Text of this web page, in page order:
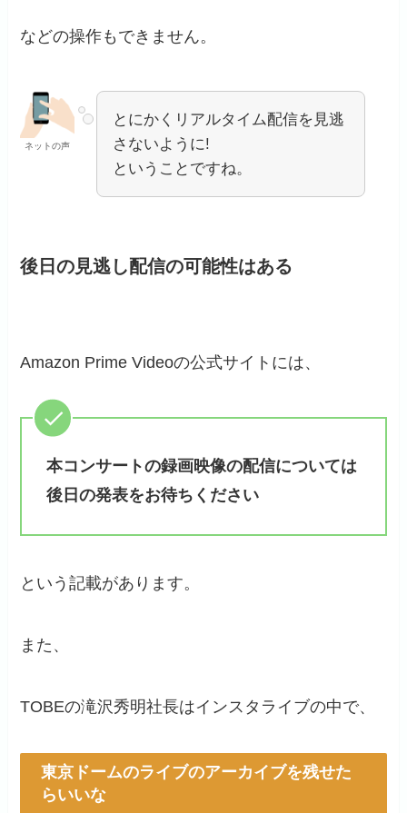
などの操作もできません。
ネットの声
とにかくリアルタイム配信を見逃
さないように!
ということですね。
後日の見逃し配信の可能性はある
Amazon Prime Videoの公式サイトには、
本コンサートの録画映像の配信については
後日の発表をお待ちください
という記載があります。
また、
TOBEの滝沢秀明社長はインスタライブの中で、
東京ドームのライブのアーカイブを残せた
らいいな